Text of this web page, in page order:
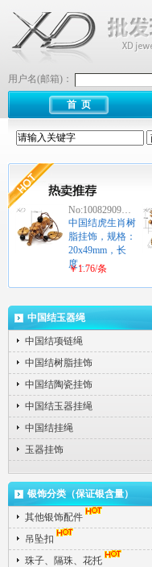
用户名(邮箱)：
首 页
No:10082909…
中国结虎生肖树
脂挂饰，规格：
20x49mm，长
度…
￥1.76/条
中国结玉器绳
中国结项链绳
中国结树脂挂饰
中国结陶瓷挂饰
中国结玉器挂绳
中国结挂绳
玉器挂饰
银饰分类（保证银含量）
其他银饰配件
吊坠扣
珠子、隔珠、花托